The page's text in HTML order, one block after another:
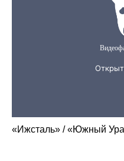
«Ижсталь» / «Южный